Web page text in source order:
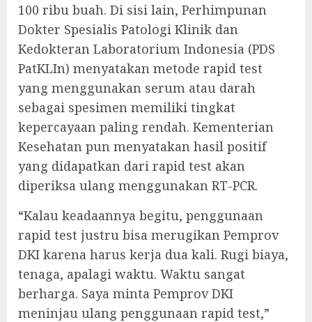
100 ribu buah. Di sisi lain, Perhimpunan
Dokter Spesialis Patologi Klinik dan
Kedokteran Laboratorium Indonesia (PDS
PatKLIn) menyatakan metode rapid test
yang menggunakan serum atau darah
sebagai spesimen memiliki tingkat
kepercayaan paling rendah. Kementerian
Kesehatan pun menyatakan hasil positif
yang didapatkan dari rapid test akan
diperiksa ulang menggunakan RT-PCR.
“Kalau keadaannya begitu, penggunaan
rapid test justru bisa merugikan Pemprov
DKI karena harus kerja dua kali. Rugi biaya,
tenaga, apalagi waktu. Waktu sangat
berharga. Saya minta Pemprov DKI
meninjau ulang penggunaan rapid test,”